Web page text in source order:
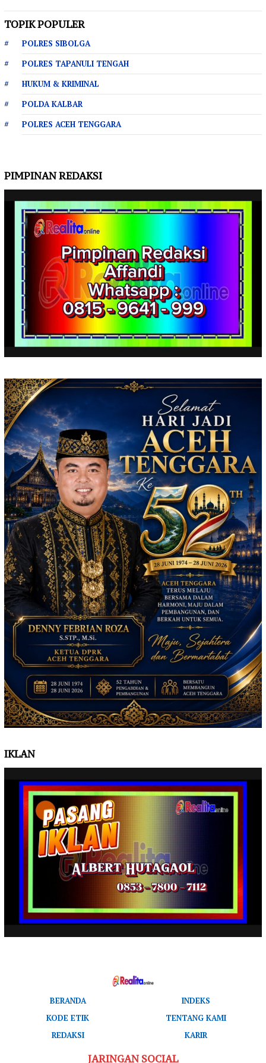
TOPIK POPULER
POLRES SIBOLGA
POLRES TAPANULI TENGAH
HUKUM & KRIMINAL
POLDA KALBAR
POLRES ACEH TENGGARA
PIMPINAN REDAKSI
IKLAN
BERANDA
INDEKS
KODE ETIK
TENTANG KAMI
REDAKSI
KARIR
JARINGAN SOCIAL